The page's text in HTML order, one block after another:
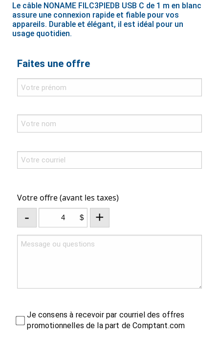
Le câble NONAME FILC3PIEDB USB C de 1 m en blanc
assure une connexion rapide et fiable pour vos
appareils. Durable et élégant, il est idéal pour un
usage quotidien.
Faites une offre
Votre offre (avant les taxes)
- $ +
Je consens à recevoir par courriel des offres
promotionnelles de la part de Comptant.com